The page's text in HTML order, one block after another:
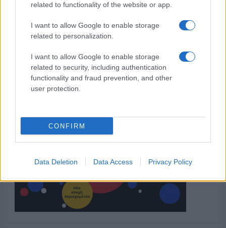
related to functionality of the website or app.
I want to allow Google to enable storage
related to personalization.
I want to allow Google to enable storage
related to security, including authentication
functionality and fraud prevention, and other
user protection.
CONFIRM
Data Deletion Data Access Privacy Policy